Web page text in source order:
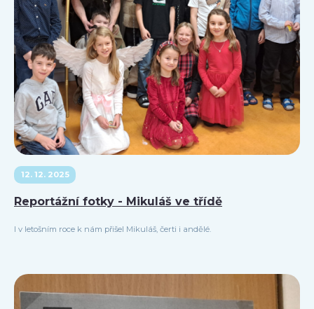
12. 12. 2025
Reportážní fotky - Mikuláš ve třídě
I v letošním roce k nám přišel Mikuláš, čerti i andělé.